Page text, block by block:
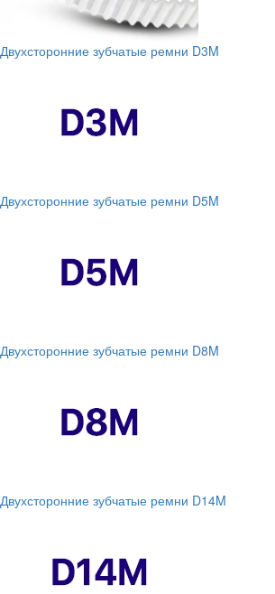
Двухсторонние зубчатые ремни D3M
Двухсторонние зубчатые ремни D5M
Двухсторонние зубчатые ремни D8M
Двухсторонние зубчатые ремни D14M